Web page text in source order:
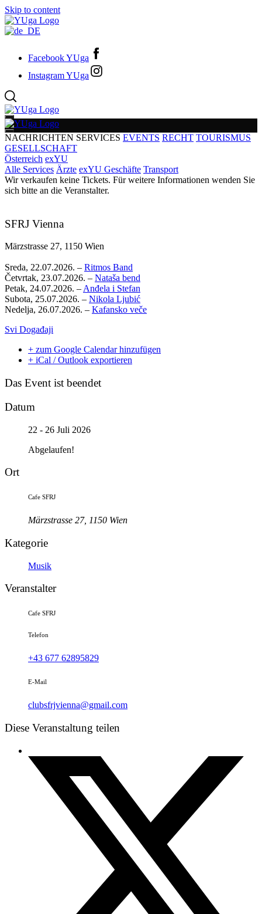
Skip to content
Facebook YUga
Instagram YUga
NACHRICHTEN SERVICES EVENTS RECHT TOURISMUS
GESELLSCHAFT
Österreich exYU
Alle Services Ärzte exYU Geschäfte Transport
Wir verkaufen keine Tickets. Für weitere Informationen wenden Sie
sich bitte an die Veranstalter.
SFRJ Vienna
Märzstrasse 27, 1150 Wien
Sreda, 22.07.2026. – Ritmos Band
Četvrtak, 23.07.2026. – Nataša bend
Petak, 24.07.2026. –Anđela i Stefan
Subota, 25.07.2026. – Nikola Ljubić
Nedelja, 26.07.2026. – Kafansko veče
Svi Događaji
+ zum Google Calendar hinzufügen
+ iCal / Outlook exportieren
Das Event ist beendet
Datum
22 - 26 Juli 2026
Abgelaufen!
Ort
Cafe SFRJ
Märzstrasse 27, 1150 Wien
Kategorie
Musik
Veranstalter
Cafe SFRJ
Telefon
+43 677 62895829
E-Mail
clubsfrjvienna@gmail.com
Diese Veranstaltung teilen